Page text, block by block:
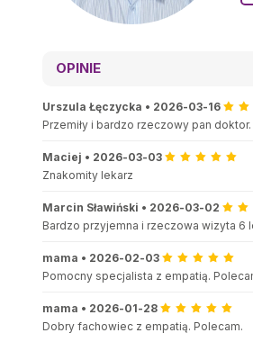
OPINIE
Urszula Łęczycka • 2026-03-16
Przemiły i bardzo rzeczowy pan doktor.
Maciej • 2026-03-03
Znakomity lekarz
Marcin Sławiński • 2026-03-02
Bardzo przyjemna i rzeczowa wizyta 6
mama • 2026-02-03
Pomocny specjalista z empatią.
mama • 2026-01-28
Dobry fachowiec z empatią. Polecam.